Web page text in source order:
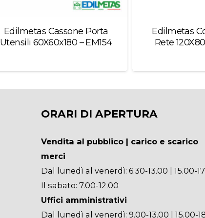
Edilmetas Cassone Porta
Utensili 60X60x180 – EM154
Edilmetas
Rete
ORARI DI APERTURA
Vendita al pubblico | carico e scarico
merci
Dal lunedì al venerdì: 6.30-13.00 | 15.00-
Il sabato: 7.00-12.00
Uffici amministrativi
Dal lunedì al venerdì: 9.00-13.00 | 15.00-